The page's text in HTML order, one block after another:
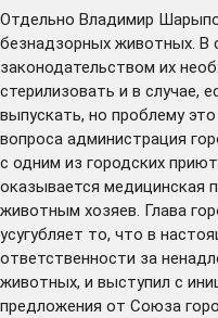
Отдельно Владимир
безнадзорных животных. В
законодательством их
стерилизовать и в случае,
выпускать, но проблему
вопроса администрация
с одним из городских
оказывается медицинская
животным хозяев. Глава
усугубляет то, что в
ответственности за
животных, и выступил с
предложения от Союза